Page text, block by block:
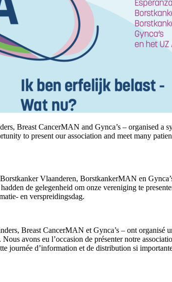
Breast CancerMAN and Gynca’s – organised
to present our association and meet many
Vlaanderen, BorstkankerMAN en
de gelegenheid om onze vereniging te
en verspreidingsdag.
Breast CancerMAN et Gynca’s – ont
avons eu l’occasion de présenter notre
journée d’information et de distribution si